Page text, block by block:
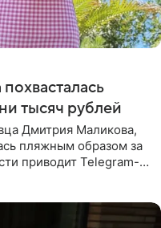
тысяч рублей
Дмитрия Маликова,
пляжным образом за
приводит Telegram-